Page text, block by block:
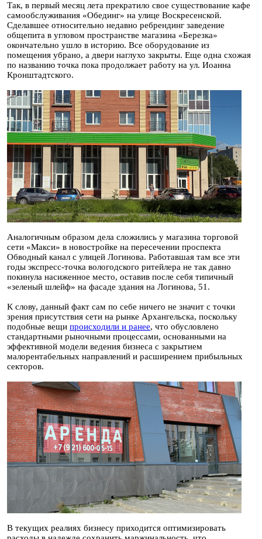
Так, в первый месяц лета прекратило свое существование кафе
самообслуживания «Обединг» на улице Воскресенской.
Сделавшее относительно недавно ребрендинг заведение
общепита в угловом пространстве магазина «Березка»
окончательно ушло в историю. Все оборудование из
помещения убрано, а двери наглухо закрыты. Еще одна схожая
по названию точка пока продолжает работу на ул. Иоанна
Кронштадтского.
Аналогичным образом дела сложились у магазина торговой
сети «Макси» в новостройке на пересечении проспекта
Обводный канал с улицей Логинова. Работавшая там все эти
годы экспресс-точка вологодского ритейлера не так давно
покинула насиженное место, оставив после себя типичный
«зеленый шлейф» на фасаде здания на Логинова, 51.
К слову, данный факт сам по себе ничего не значит с точки
зрения присутствия сети на рынке Архангельска, поскольку
подобные вещи происходили и ранее, что обусловлено
стандартными рыночными процессами, основанными на
эффективной модели ведения бизнеса с закрытием
малорентабельных направлений и расширением прибыльных
секторов.
В текущих реалиях бизнесу приходится оптимизировать